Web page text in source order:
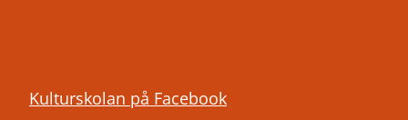
Kulturskolan på Facebook